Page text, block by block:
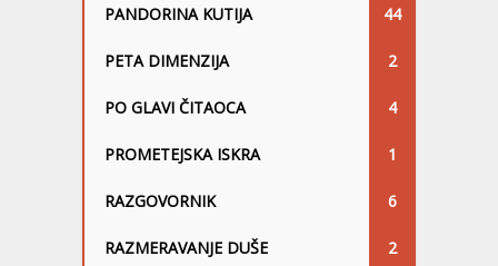
PANDORINA KUTIJA 44
PETA DIMENZIJA 2
PO GLAVI ČITAOCA 4
PROMETEJSKA ISKRA 1
RAZGOVORNIK 6
RAZMERAVANJE DUŠE 2